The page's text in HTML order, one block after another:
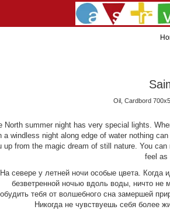
Oil, Cardbord
North summer night has very special lights.
a windless night along edge of water nothing can
up from the magic dream of still nature. You can
feel as
На севере у летней ночи особые цвета. Когда
безветренной ночью вдоль воды, ничто не
тебя от волшебного сна замершей
Никогда не чувствуешь себя более